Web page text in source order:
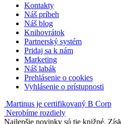
Kontakty
Náš príbeh
Náš blog
Knihovrátok
Partnerský systém
Pridaj sa k nám
Marketing
Náš labák
Prehlásenie o cookies
Vyhlásenie o prístupnosti
Martinus je certifikovaný B Corp
Nerobíme rozdiely
Najlepšie novinky sú tie knižné.